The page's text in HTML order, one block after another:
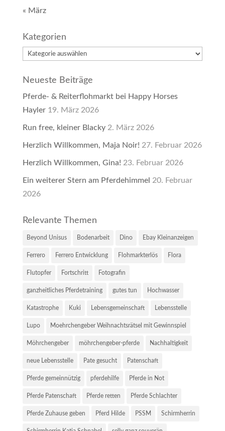
« März
Kategorien
Kategorien
Neueste Beiträge
Pferde- & Reiterflohmarkt bei Happy Horses
Hayler 19. März 2026
Run free, kleiner Blacky 2. März 2026
Herzlich Willkommen, Maja Noir! 27. Februar 2026
Herzlich Willkommen, Gina! 23. Februar 2026
Ein weiterer Stern am Pferdehimmel 20. Februar
2026
Relevante Themen
Beyond Unisus Bodenarbeit Dino Ebay Kleinanzeigen
Ferrero Ferrero Entwicklung Flohmarkterlös Flora
Flutopfer Fortschritt Fotografin
ganzheitliches Pferdetraining gutes tun Hochwasser
Katastrophe Kuki Lebensgemeinschaft Lebensstelle
Lupo Moehrchengeber Weihnachtsrätsel mit Gewinnspiel
Möhrchengeber möhrchengeber-pferde Nachhaltigkeit
neue Lebensstelle Pate gesucht Patenschaft
Pferde gemeinnützig pferdehilfe Pferde in Not
Pferde Patenschaft Pferde retten Pferde Schlachter
Pferde Zuhause geben Pferd Hilde PSSM Schirmherrin